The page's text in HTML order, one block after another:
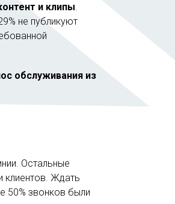
и клипы
не публикуют
обслуживания из
Остальные
клиентов. Ждать
50% звонков были